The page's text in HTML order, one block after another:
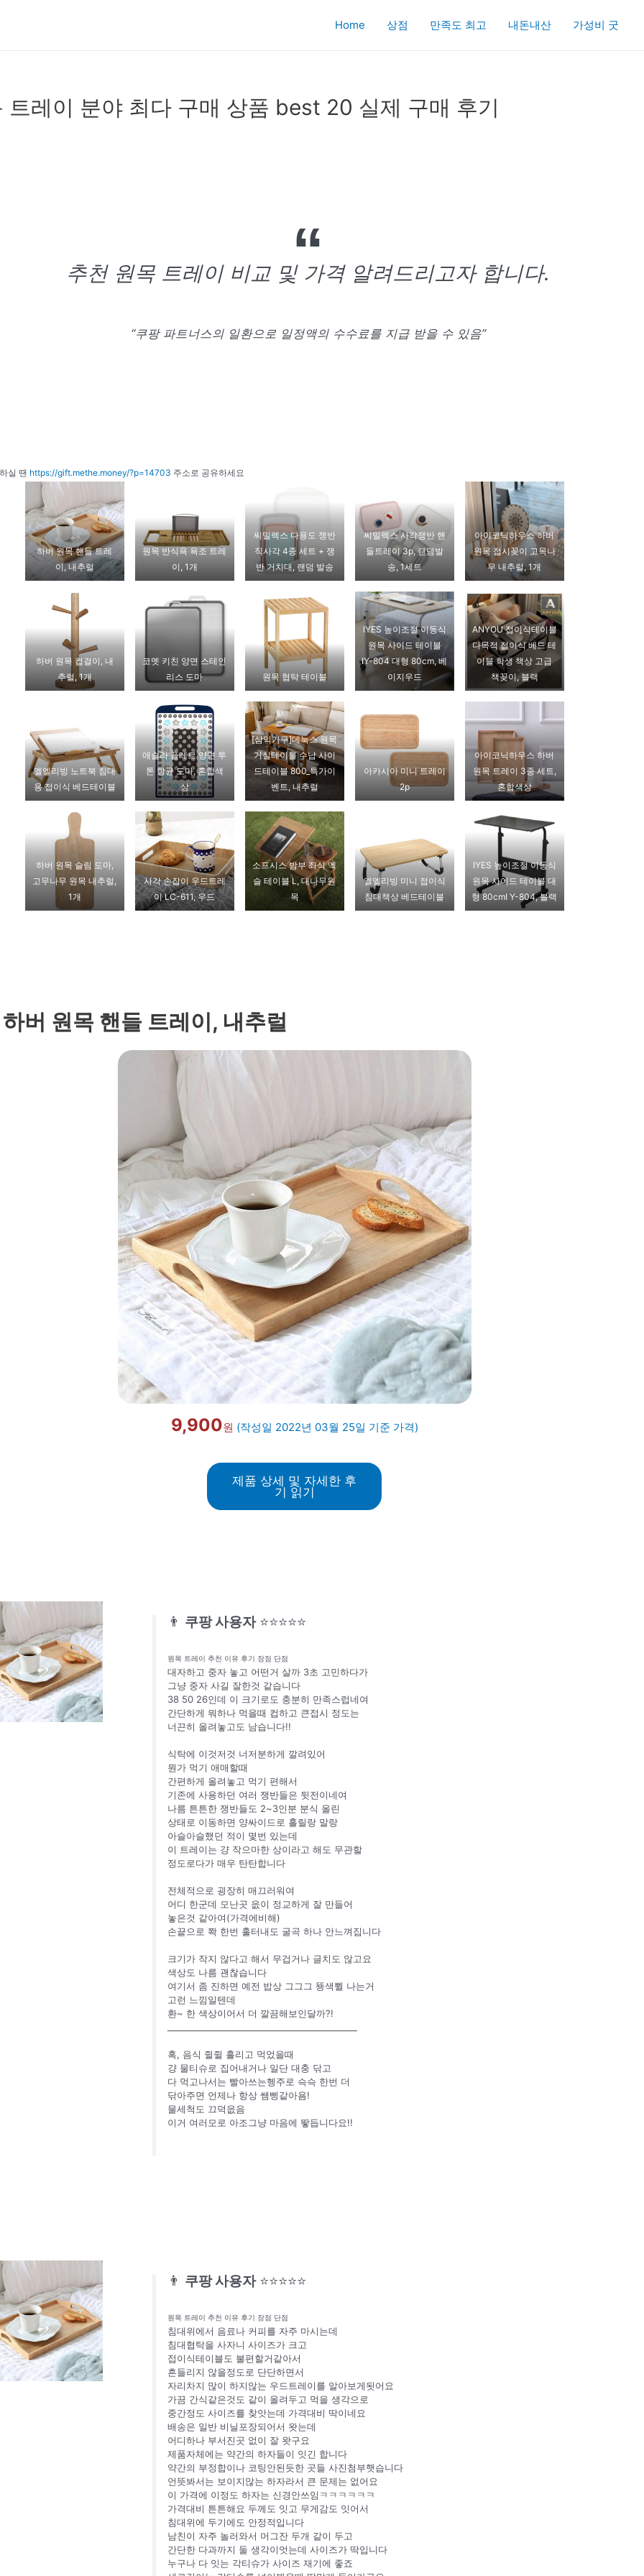
Home 상점 만족도 최고 내돈내산 가성비 굿
트레이 분야 최다 구매 상품 best 20 실제 구매 후기
추천 원목 트레이 비교 및 가격 알려드리고자 합니다.
“쿠팡 파트너스의 일환으로 일정액의 수수료를 지급 받을 수 있음”
실 땐 https://gift.methe.money/?p=14703 주소로 공유하세요
하버 원목 핸들 트레
이, 내추럴
원목 반식욕 욕조 트레
이, 1개
씨밀렉스 다용도 쟁반
직사각 4종 세트 + 쟁
반 거치대, 랜덤 발송
씨밀렉스 사각쟁반 핸
들트레이 3p, 랜덤발
송, 1세트
아이코닉하우스 하버
원목 접시꽂이 고목나
무 내추럴, 1개
하버 원목 컵걸이, 내
추럴, 1개
코멧 키친 양면 스테인
리스 도마
원목 협탁 테이블
IYES 높이조절 이동식
원목 사이드 테이블
IY-804 대형 80cm, 베
이지우드
ANYOU 접이식테이블
다목적 접이식 베드 테
이블 학생 책상 고급
책꽂이, 블랙
엘엘리빙 노트북 침대
용 접이식 베드테이블
애슬라 플레르 양면 투
톤 항균 도마, 혼합색
상
[삼익가구]데눅스 원목
거실테이블 수납 사이
드테이블 800_특가이
벤트, 내추럴
아카시아 미니 트레이
2p
아이코닉하우스 하버
원목 트레이 3종 세트,
혼합색상
하버 원목 슬림 도마,
고무나무 원목 내추럴,
1개
사각 손잡이 우드트레
이 LC-611, 우드
소프시스 밤부 좌식 엑
슬 테이블 L, 대나무원
목
엘엘리빙 미니 접이식
침대책상 베드테이블
IYES 높이조절 이동식
원목 사이드 테이블 대
형 80cmI Y-804, 블랙
하버 원목 핸들 트레이, 내추럴
9,900원 (작성일 2022년 03월 25일 기준 가격)
제품 상세 및 자세한 후
기 읽기
👨 쿠팡 사용자 ⭐⭐⭐⭐⭐
원목 트레이 추천 이유 후기 장점 단점
대자하고 중자 놓고 어떤거 살까 3초 고민하다가
그냥 중자 사길 잘한것 같습니다
38 50 26인데 이 크기로도 충분히 만족스럽네여
간단하게 뭐하나 먹을때 컵하고 큰접시 정도는
너끈히 올려놓고도 남습니다!!
식탁에 이것저것 너저분하게 깔려있어
뭔가 먹기 애매할때
간편하게 올려놓고 먹기 편해서
기존에 사용하던 여러 쟁반들은 뒷전이네여
나름 튼튼한 쟁반들도 2~3인분 분식 올린
상태로 이동하면 양싸이드로 흘릴랑 말랑
아슬아슬했던 적이 몇번 있는데
이 트레이는 걍 작으마한 상이라고 해도 무관할
정도로다가 매우 탄탄합니다
전체적으로 굉장히 매끄러워여
어디 한군데 모난곳 읎이 정교하게 잘 만들어
놓은것 같아여(가격에비해)
손끝으로 쫙 한번 훌터내도 굴곡 하나 안느껴집니다
크기가 작지 않다고 해서 무겁거나 글치도 않고요
색상도 나름 괜찮습니다
여기서 좀 진하면 예전 밥상 그그그 뚕색쀨 나는거
고런 느낌일텐데
환~ 한 색상이어서 더 깔끔해보인달까?!
혹, 음식 쥘쥘 흘리고 먹었을때
걍 물티슈로 집어내거나 일단 대충 닦고
다 먹고나서는 빨아쓰는헹주로 슥슥 한번 더
닦아주면 언제나 항상 쌤삥같아욤!
물세척도 끄덕읎음
이거 여러모로 아조그냥 마음에 뙇듭니다요!!
👨 쿠팡 사용자 ⭐⭐⭐⭐⭐
원목 트레이 추천 이유 후기 장점 단점
침대위에서 음료나 커피를 자주 마시는데
침대협탁을 사자니 사이즈가 크고
접이식테이블도 불편할거같아서
흔들리지 않을정도로 단단하면서
자리차지 많이 하지않는 우드트레이를 알아보게됫어요
가끔 간식같은것도 같이 올려두고 먹을 생각으로
중간정도 사이즈를 찾앗는데 가격대비 딱이네요
배송은 일반 비닐포장되어서 왓는데
어디하나 부서진곳 없이 잘 왓구요
제품자체에는 약간의 하자들이 잇긴 합니다
약간의 부정합이나 코팅안된듯한 곳들 사진첨부햇습니다
언뜻봐서는 보이지않는 하자라서 큰 문제는 없어요
이 가격에 이정도 하자는 신경안쓰임ㅋㅋㅋㅋㅋㅋ
가격대비 튼튼해요 두께도 잇고 무게감도 잇어서
침대위에 두기에도 안정적입니다
남친이 자주 놀러와서 머그잔 두개 같이 두고
간단한 다과까지 둘 생각이엇는데 사이즈가 딱입니다
누구나 다 잇는 각티슈가 사이즈 재기에 좋죠